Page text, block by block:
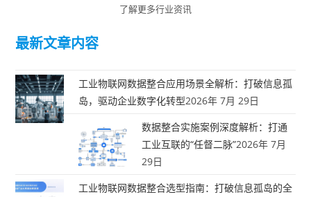
了解更多行业资讯
最新文章内容
工业物联网数据整合应用场景全解析：打破信息孤
岛，驱动企业数字化转型2026年 7月 29日
数据整合实施案例深度解析：打通
工业互联的“任督二脉”2026年 7月
29日
工业物联网数据整合选型指南：打破信息孤岛的全